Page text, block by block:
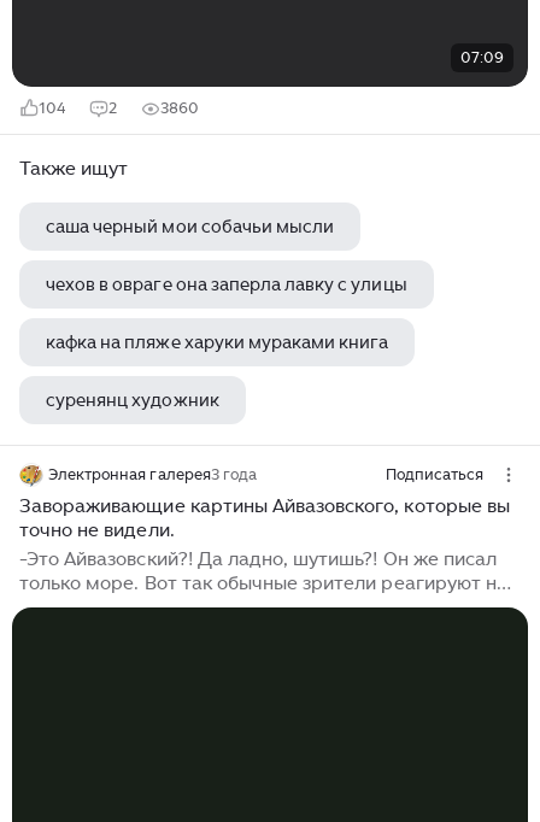
07:09
104 2 3860
Также ищут
саша черный мои собачьи мысли
чехов в овраге она заперла лавку с улицы
кафка на пляже харуки мураками книга
суренянц художник
Электронная галерея3 года Подписаться
Завораживающие картины Айвазовского, которые вы
точно не видели.
-Это Айвазовский?! Да ладно, шутишь?! Он же писал
только море. Вот так обычные зрители реагируют на
эти картины. Иван Константинович Айвазовский (годы